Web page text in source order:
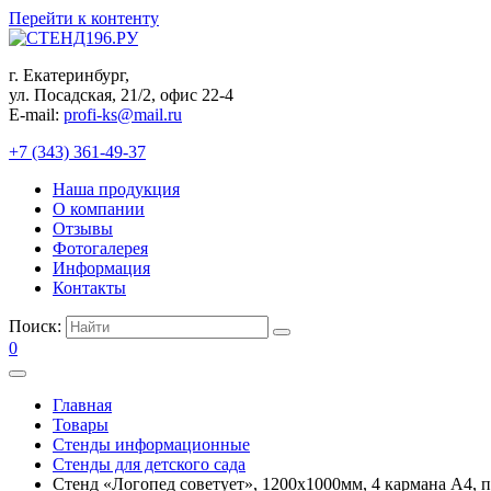
Перейти к контенту
г. Екатеринбург,
ул. Посадская, 21/2, офис 22-4
E-mail: profi-ks@mail.ru
+7 (343) 361-49-37
Наша продукция
О компании
Отзывы
Фотогалерея
Информация
Контакты
Поиск:
0
Главная
Товары
Стенды информационные
Стенды для детского сада
Стенд «Логопед советует», 1200х1000мм, 4 кармана А4,